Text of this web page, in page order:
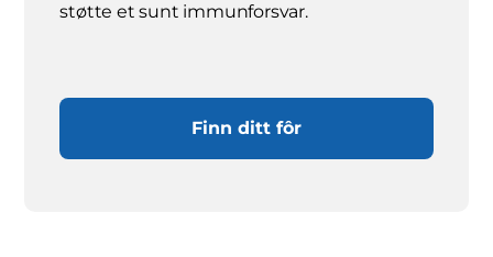
støtte et sunt immunforsvar.
Finn ditt fôr